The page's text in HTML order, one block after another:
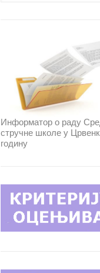
Информатор о раду
стручне школе у
годину